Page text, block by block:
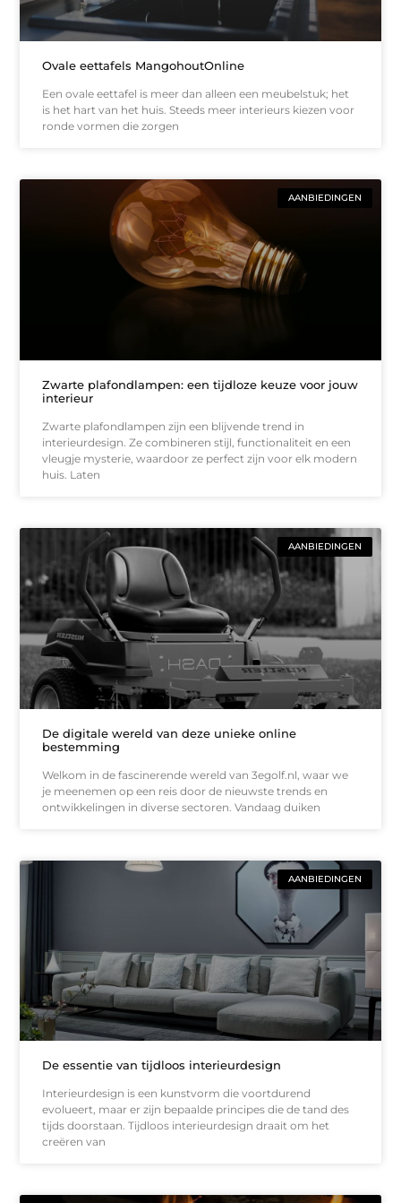
Ovale eettafels MangohoutOnline
Een ovale eettafel is meer dan alleen een meubelstuk; het
is het hart van het huis. Steeds meer interieurs kiezen voor
ronde vormen die zorgen
AANBIEDINGEN
Zwarte plafondlampen: een tijdloze keuze voor jouw
interieur
Zwarte plafondlampen zijn een blijvende trend in
interieurdesign. Ze combineren stijl, functionaliteit en een
vleugje mysterie, waardoor ze perfect zijn voor elk modern
huis. Laten
AANBIEDINGEN
De digitale wereld van deze unieke online
bestemming
Welkom in de fascinerende wereld van 3egolf.nl, waar we
je meenemen op een reis door de nieuwste trends en
ontwikkelingen in diverse sectoren. Vandaag duiken
AANBIEDINGEN
De essentie van tijdloos interieurdesign
Interieurdesign is een kunstvorm die voortdurend
evolueert, maar er zijn bepaalde principes die de tand des
tijds doorstaan. Tijdloos interieurdesign draait om het
creëren van